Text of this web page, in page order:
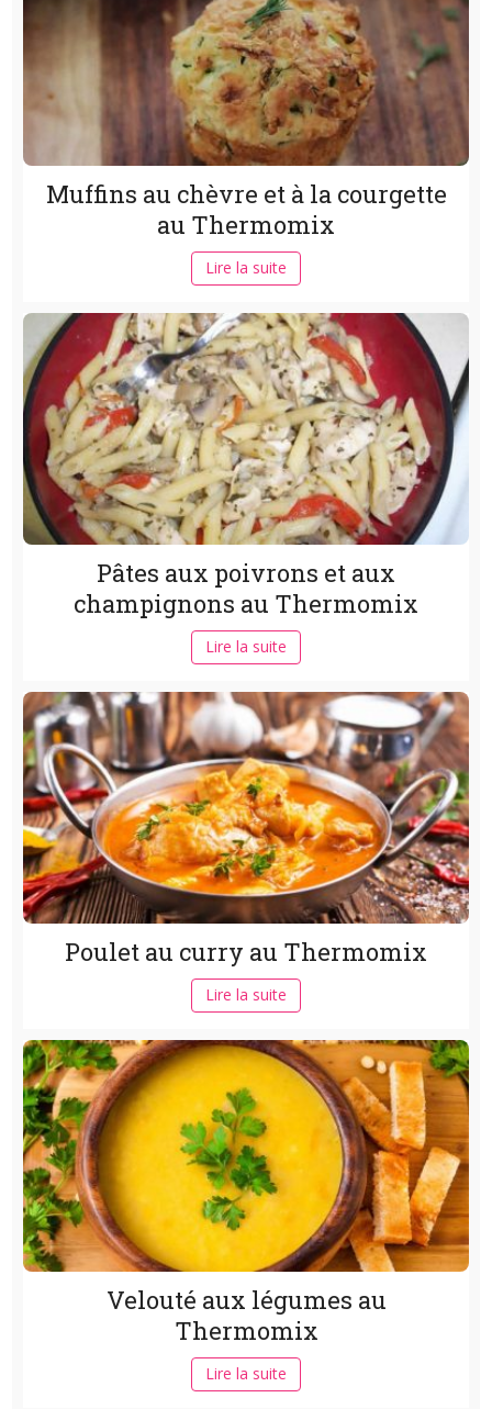
Muffins au chèvre et à la courgette
au Thermomix
Lire la suite
Pâtes aux poivrons et aux
champignons au Thermomix
Lire la suite
Poulet au curry au Thermomix
Lire la suite
Velouté aux légumes au
Thermomix
Lire la suite